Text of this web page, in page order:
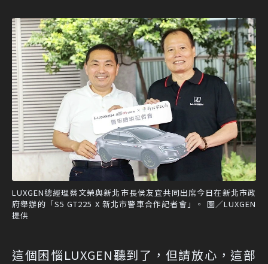
LUXGEN總經理蔡文榮與新北市長侯友宜共同出席今日在新北市政
府舉辦的「S5 GT225 X 新北市警車合作記者會」。 圖／LUXGEN
提供
這個困惱LUXGEN聽到了，但請放心，這部